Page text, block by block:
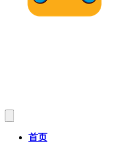
首页